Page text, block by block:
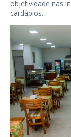
objetividade nas
cardápios.